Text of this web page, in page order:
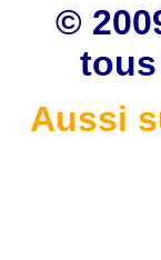
©
Aussi